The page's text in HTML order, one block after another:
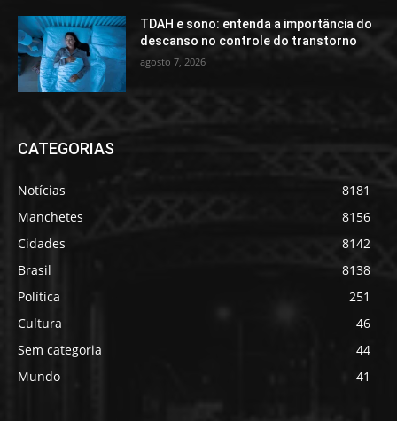
TDAH e sono: entenda a importância do
descanso no controle do transtorno
agosto 7, 2026
CATEGORIAS
Notícias
8181
Manchetes
8156
Cidades
8142
Brasil
8138
Política
251
Cultura
46
Sem categoria
44
Mundo
41